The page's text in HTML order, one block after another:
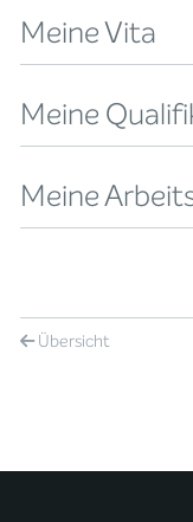
Meine Vita
Meine
Meine
Übersicht